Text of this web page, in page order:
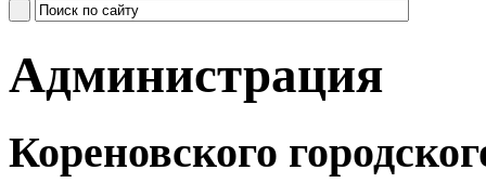
Администрация
Кореновского